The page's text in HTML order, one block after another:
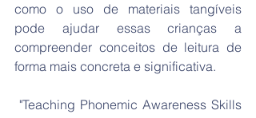
como o uso de materiais tangíveis
pode ajudar essas crianças a
compreender conceitos de leitura de
forma mais concreta e significativa.